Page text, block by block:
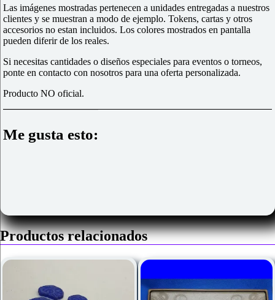
Las imágenes mostradas pertenecen a unidades entregadas a nuestros
clientes y se muestran a modo de ejemplo. Tokens, cartas y otros
accesorios no estan incluidos. Los colores mostrados en pantalla
pueden diferir de los reales.
Si necesitas cantidades o diseños especiales para eventos o torneos,
ponte en contacto con nosotros para una oferta personalizada.
Producto NO oficial.
Me gusta esto:
Productos relacionados